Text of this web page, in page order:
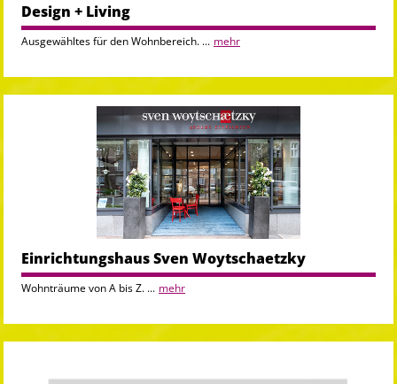
Design + Living
Ausgewähltes für den Wohnbereich. ... mehr
Einrichtungshaus Sven Woytschaetzky
Wohnträume von A bis Z. ... mehr